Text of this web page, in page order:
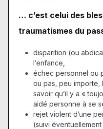
… c’est celui des
traumatismes du
disparition (ou
l’enfance,
échec personnel ou
ou pas, peu importe,
savoir qu’il y a «
aidé personne à se
rejet violent d’une
(suivi éventuellement